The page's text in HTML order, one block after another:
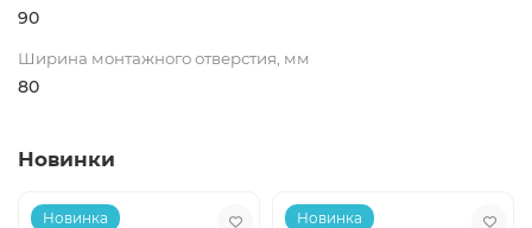
90
Ширина монтажного отверстия, мм
80
Новинки
Новинка Новинка